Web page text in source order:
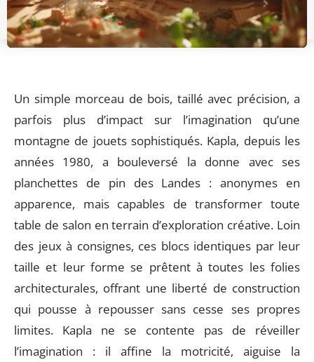
Un simple morceau de bois, taillé avec précision, a
parfois plus d’impact sur l’imagination qu’une
montagne de jouets sophistiqués. Kapla, depuis les
années 1980, a bouleversé la donne avec ses
planchettes de pin des Landes : anonymes en
apparence, mais capables de transformer toute
table de salon en terrain d’exploration créative. Loin
des jeux à consignes, ces blocs identiques par leur
taille et leur forme se prêtent à toutes les folies
architecturales, offrant une liberté de construction
qui pousse à repousser sans cesse ses propres
limites. Kapla ne se contente pas de réveiller
l’imagination : il affine la motricité, aiguise la